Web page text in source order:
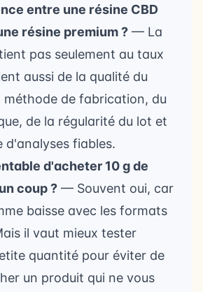
entre une résine CBD
résine premium ? — La
pas seulement au taux
aussi de la qualité du
méthode de fabrication, du
de la régularité du lot et
d'analyses fiables.
d'acheter 10 g de
coup ? — Souvent oui, car
baisse avec les formats
il vaut mieux tester
quantité pour éviter de
un produit qui ne vous